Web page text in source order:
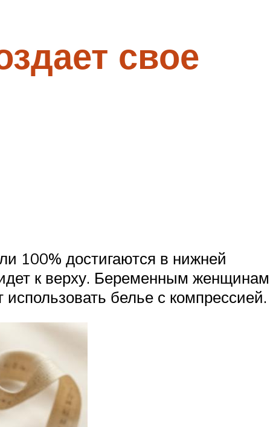
свое
100% достигаются в нижней
к верху. Беременным женщинам
белье с компрессией.